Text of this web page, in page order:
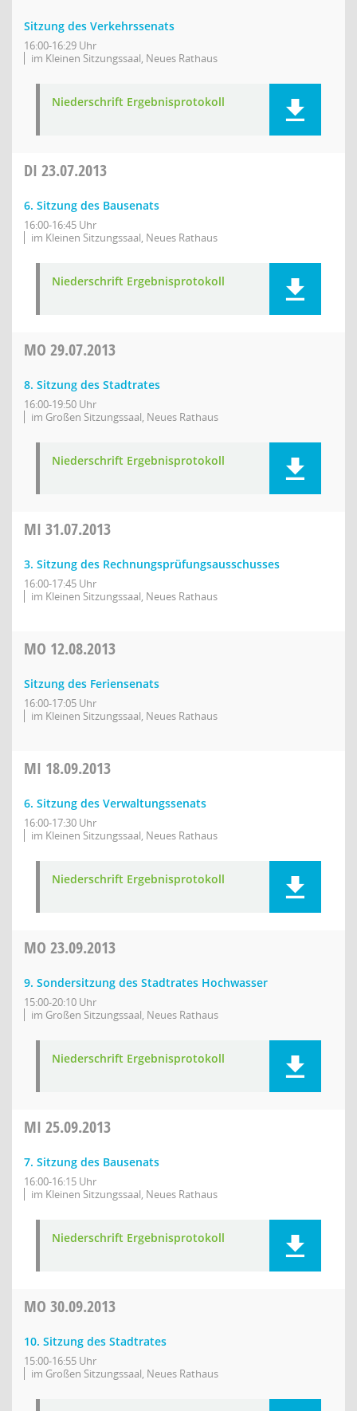
Sitzung des Verkehrssenats
16:00-16:29 Uhr
im Kleinen Sitzungssaal, Neues Rathaus
Niederschrift Ergebnisprotokoll
DI 23.07.2013
6. Sitzung des Bausenats
16:00-16:45 Uhr
im Kleinen Sitzungssaal, Neues Rathaus
Niederschrift Ergebnisprotokoll
MO 29.07.2013
8. Sitzung des Stadtrates
16:00-19:50 Uhr
im Großen Sitzungssaal, Neues Rathaus
Niederschrift Ergebnisprotokoll
MI 31.07.2013
3. Sitzung des Rechnungsprüfungsausschusses
16:00-17:45 Uhr
im Kleinen Sitzungssaal, Neues Rathaus
MO 12.08.2013
Sitzung des Feriensenats
16:00-17:05 Uhr
im Kleinen Sitzungssaal, Neues Rathaus
MI 18.09.2013
6. Sitzung des Verwaltungssenats
16:00-17:30 Uhr
im Kleinen Sitzungssaal, Neues Rathaus
Niederschrift Ergebnisprotokoll
MO 23.09.2013
9. Sondersitzung des Stadtrates Hochwasser
15:00-20:10 Uhr
im Großen Sitzungssaal, Neues Rathaus
Niederschrift Ergebnisprotokoll
MI 25.09.2013
7. Sitzung des Bausenats
16:00-16:15 Uhr
im Kleinen Sitzungssaal, Neues Rathaus
Niederschrift Ergebnisprotokoll
MO 30.09.2013
10. Sitzung des Stadtrates
15:00-16:55 Uhr
im Großen Sitzungssaal, Neues Rathaus